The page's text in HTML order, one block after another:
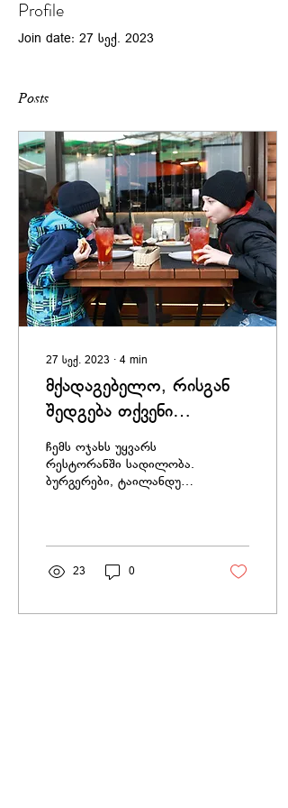
Profile
Join date: 27 სექ. 2023
Posts
27 სექ. 2023 ∙ 4 min
მქადაგებელო, რისგან
შედგება თქვენი
„საბავშვო მენიუ“?
ჩემს ოჯახს უყვარს
რესტორანში სადილობა.
ბურგერები, ტაილანდური
სწრაფი...
23 0